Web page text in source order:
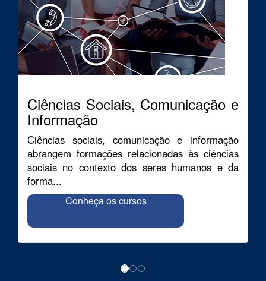
Ciências Sociais, Comunicação e
Informação
Ciências sociais, comunicação e informação
abrangem formações relacionadas às ciências
sociais no contexto dos seres humanos e da
forma...
Conheça os cursos